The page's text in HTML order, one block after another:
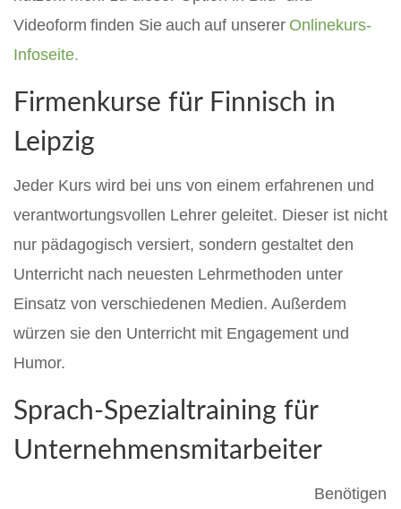
Videoform finden Sie auch auf unserer Onlinekurs-
Infoseite.
Firmenkurse für Finnisch in
Leipzig
Jeder Kurs wird bei uns von einem erfahrenen und
verantwortungsvollen Lehrer geleitet. Dieser ist nicht
nur pädagogisch versiert, sondern gestaltet den
Unterricht nach neuesten Lehrmethoden unter
Einsatz von verschiedenen Medien. Außerdem
würzen sie den Unterricht mit Engagement und
Humor.
Sprach-Spezialtraining für
Unternehmensmitarbeiter
Benötigen